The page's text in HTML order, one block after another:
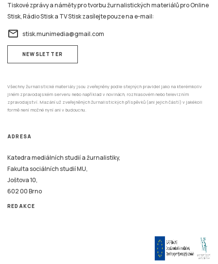
Tiskové zprávy a náměty pro tvorbu žurnalistických materiálů pro Online
Stisk, Rádio Stisk a TV Stisk zasílejte pouze na e-mail:
email stisk.munimedia@gmail.com
NEWSLETTER
Všechny žurnalistické materiály jsou zveřejněny podle stejných pravidel jako na kterémkoliv
jiném zpravodajském serveru nebo například v novinách, rozhlasovém nebo televizním
zpravodajství. Mazání už zveřejněných žurnalistických příspěvků (ani jejich částí) v jakékoli
formě není možné nyní ani v budoucnu.
ADRESA
Katedra mediálních studií a žurnalistiky,
Fakulta sociálních studií MU,
Joštova 10,
602 00 Brno
REDAKCE